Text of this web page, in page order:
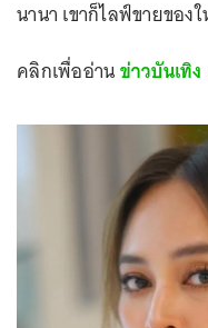
นานา เขาก็ไลฟ์ขายของ
คลิกเพื่ออ่านข่าวบันเทิง